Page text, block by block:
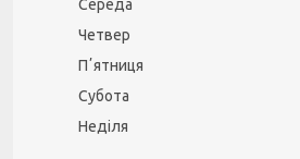
Середа
Четвер
Пʼятниця
Субота
Неділя